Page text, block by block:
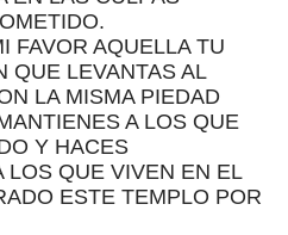
FAVOR AQUELLA TU
QUE LEVANTAS AL
LA MISMA PIEDAD
A LOS QUE
Y HACES
LOS QUE VIVEN EN EL
ESTE TEMPLO POR